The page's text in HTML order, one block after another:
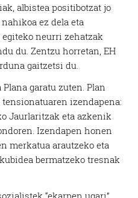
albistea positibotzat jo
ez dela eta
neurri zehatzak
du. Zentzu horretan, EH
gaitzetsi du.
garatu zuten. Plan
izendapena:
Jaurlaritzak eta azkenik
Izendapen honen
merkatua arautzeko eta
bermatzeko tresnak